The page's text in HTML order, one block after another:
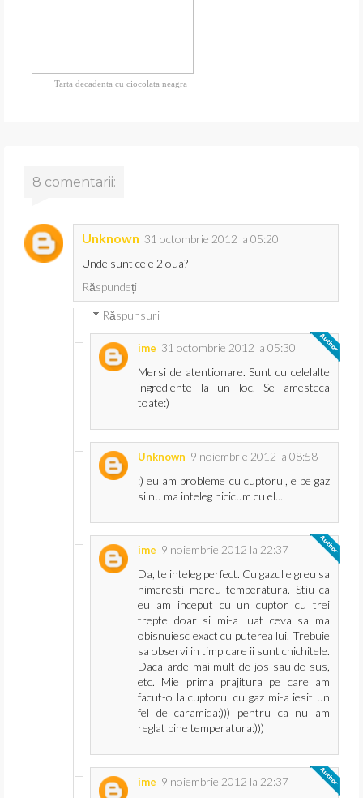
Tarta decadenta cu ciocolata neagra
8 comentarii:
Unknown 31 octombrie 2012 la 05:20
Unde sunt cele 2 oua?
Răspundeți
Răspunsuri
ime 31 octombrie 2012 la 05:30
Mersi de atentionare. Sunt cu celelalte
ingrediente la un loc. Se amesteca
toate:)
Unknown 9 noiembrie 2012 la 08:58
:) eu am probleme cu cuptorul, e pe gaz
si nu ma inteleg nicicum cu el...
ime 9 noiembrie 2012 la 22:37
Da, te inteleg perfect. Cu gazul e greu sa
nimeresti mereu temperatura. Stiu ca
eu am inceput cu un cuptor cu trei
trepte doar si mi-a luat ceva sa ma
obisnuiesc exact cu puterea lui. Trebuie
sa observi in timp care ii sunt chichitele.
Daca arde mai mult de jos sau de sus,
etc. Mie prima prajitura pe care am
facut-o la cuptorul cu gaz mi-a iesit un
fel de caramida:))) pentru ca nu am
reglat bine temperatura:)))
ime 9 noiembrie 2012 la 22:37